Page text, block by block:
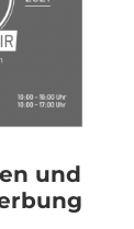
und